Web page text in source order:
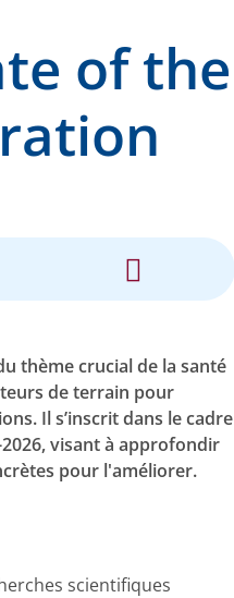
of the
thème crucial de la santé
de terrain pour
Il s’inscrit dans le cadre
visant à approfondir
pour l'améliorer.
scientifiques